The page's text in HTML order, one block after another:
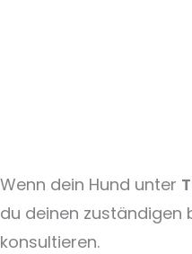
Wenn dein Hund unter
du deinen zuständigen
konsultieren.